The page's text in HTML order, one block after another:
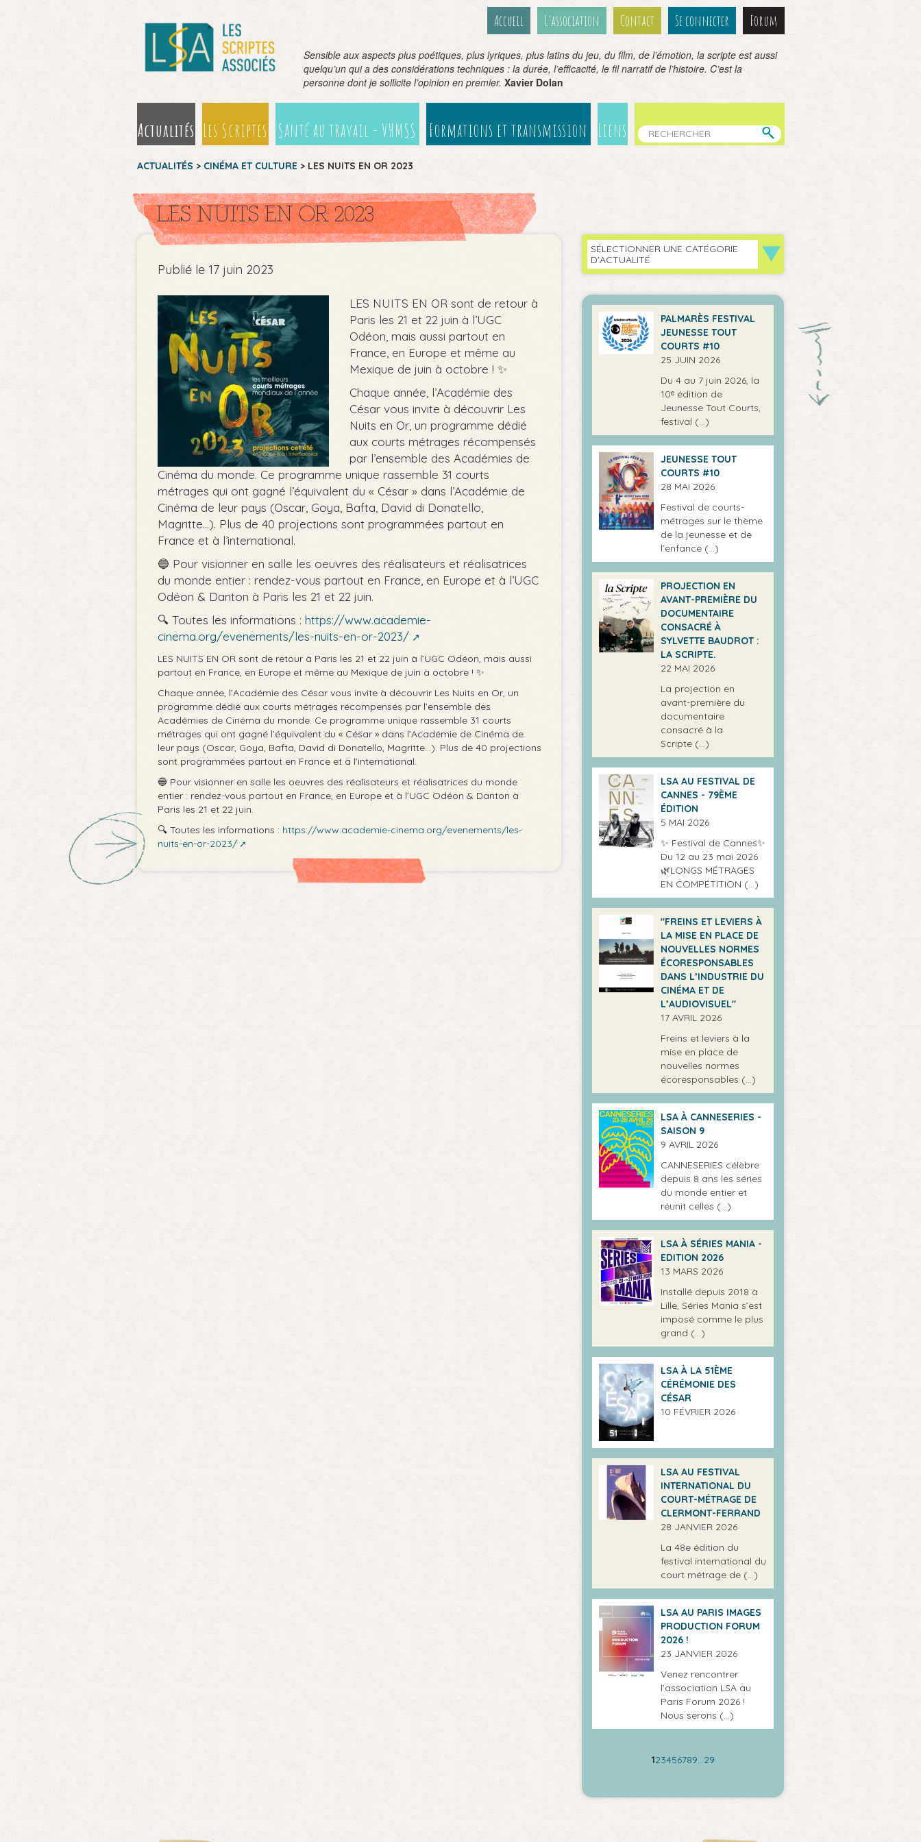
Accueil L’association Contact Se connecter Forum
Sensible aux aspects plus poétiques, plus lyriques, plus latins du jeu, du film, de l’émotion, la scripte est aussi
quelqu’un qui a des considérations techniques : la durée, l’efficacité, le fil narratif de l’histoire. C’est la
personne dont je sollicite l’opinion en premier. Xavier Dolan
Actualités Les Scriptes Santé au travail - VHMSS Formations et transmission Liens
ACTUALITÉS > CINÉMA ET CULTURE> LES NUITS EN OR 2023
LES NUITS EN OR 2023
Publié le 17 juin 2023
LES NUITS EN OR sont de retour à
Paris les 21 et 22 juin à l’UGC
Odéon, mais aussi partout en
France, en Europe et même au
Mexique de juin à octobre ! ✨
Chaque année, l’Académie des
César vous invite à découvrir Les
Nuits en Or, un programme dédié
aux courts métrages récompensés
par l’ensemble des Académies de
Cinéma du monde. Ce programme unique rassemble 31 courts
métrages qui ont gagné l’équivalent du « César » dans l’Académie de
Cinéma de leur pays (Oscar, Goya, Bafta, David di Donatello,
Magritte...). Plus de 40 projections sont programmées partout en
France et à l’international.
🔵 Pour visionner en salle les oeuvres des réalisateurs et réalisatrices
du monde entier : rendez-vous partout en France, en Europe et à l’UGC
Odéon & Danton à Paris les 21 et 22 juin.
🔍 Toutes les informations : https://www.academie-
cinema.org/evenements/les-nuits-en-or-2023/
LES NUITS EN OR sont de retour à Paris les 21 et 22 juin à l’UGC Odéon, mais aussi
partout en France, en Europe et même au Mexique de juin à octobre ! ✨
Chaque année, l’Académie des César vous invite à découvrir Les Nuits en Or, un
programme dédié aux courts métrages récompensés par l’ensemble des
Académies de Cinéma du monde. Ce programme unique rassemble 31 courts
métrages qui ont gagné l’équivalent du « César » dans l’Académie de Cinéma de
leur pays (Oscar, Goya, Bafta, David di Donatello, Magritte...). Plus de 40 projections
sont programmées partout en France et à l’international.
🔵 Pour visionner en salle les oeuvres des réalisateurs et réalisatrices du monde
entier : rendez-vous partout en France, en Europe et à l’UGC Odéon & Danton à
Paris les 21 et 22 juin.
🔍 Toutes les informations : https://www.academie-cinema.org/evenements/les-
nuits-en-or-2023/
SÉLECTIONNER UNE CATÉGORIE
D'ACTUALITÉ
PALMARÈS FESTIVAL
JEUNESSE TOUT
COURTS #10
25 JUIN 2026
Du 4 au 7 juin 2026, la
10ᵉ édition de
Jeunesse Tout Courts,
festival (…)
JEUNESSE TOUT
COURTS #10
28 MAI 2026
Festival de courts-
métrages sur le thème
de la jeunesse et de
l’enfance (…)
PROJECTION EN
AVANT-PREMIÈRE DU
DOCUMENTAIRE
CONSACRÉ À
SYLVETTE BAUDROT :
LA SCRIPTE.
22 MAI 2026
La projection en
avant-première du
documentaire
consacré à la
Scripte (…)
LSA AU FESTIVAL DE
CANNES - 79ÈME
ÉDITION
5 MAI 2026
✨ Festival de Cannes✨
Du 12 au 23 mai 2026
🌿LONGS MÉTRAGES
EN COMPÉTITION (…)
"FREINS ET LEVIERS À
LA MISE EN PLACE DE
NOUVELLES NORMES
ÉCORESPONSABLES
DANS L’INDUSTRIE DU
CINÉMA ET DE
L’AUDIOVISUEL"
17 AVRIL 2026
Freins et leviers à la
mise en place de
nouvelles normes
écoresponsables (…)
LSA À CANNESERIES -
SAISON 9
9 AVRIL 2026
CANNESERIES célèbre
depuis 8 ans les séries
du monde entier et
réunit celles (…)
LSA À SÉRIES MANIA -
EDITION 2026
13 MARS 2026
Installé depuis 2018 à
Lille, Séries Mania s’est
imposé comme le plus
grand (…)
LSA À LA 51ÈME
CÉRÉMONIE DES
CÉSAR
10 FÉVRIER 2026
LSA AU FESTIVAL
INTERNATIONAL DU
COURT-MÉTRAGE DE
CLERMONT-FERRAND
28 JANVIER 2026
La 48e édition du
festival international du
court métrage de (…)
LSA AU PARIS IMAGES
PRODUCTION FORUM
2026 !
23 JANVIER 2026
Venez rencontrer
l’association LSA au
Paris Forum 2026 !
Nous serons (…)
123456789…29